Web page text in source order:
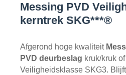
Messing PVD
kerntrek SKG***®
Afgerond hoge kwaliteit
PVD deurbeslag kruk/kruk
Veiligheidsklasse SKG3.